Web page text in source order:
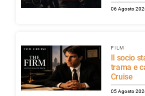
06 Agosto
FILM
Il socio stasera su Iris:
trama e
Cruise
05 Agosto